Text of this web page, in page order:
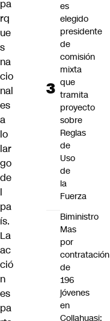
pa
rq
ue
s
na
cio
nal
es
a
lo
lar
go
de
l
pa
ís.
La
ac
ció
n
es
pa
es
elegido
presidente
de
comisión
mixta
que
tramita
proyecto
sobre
Reglas
de
Uso
de
la
Fuerza
Biministro
Mas
por
contratación
de
196
jóvenes
en
Collahuasi: